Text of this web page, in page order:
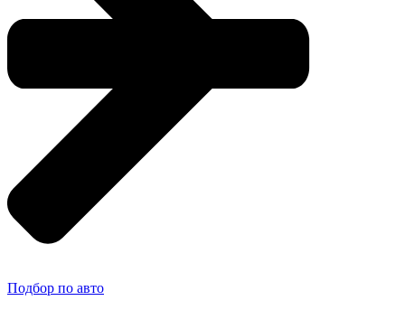
Подбор по авто